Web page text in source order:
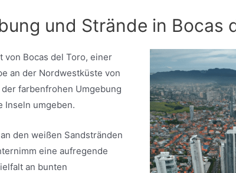
und Strände in Bocas
von Bocas del Toro, einer
an der Nordwestküste von
farbenfrohen Umgebung
Inseln umgeben.
den weißen Sandstränden
eine aufregende
an bunten